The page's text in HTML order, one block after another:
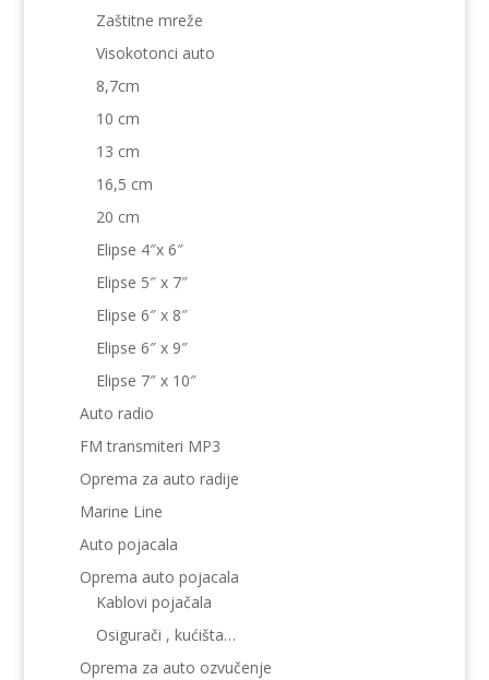
Zaštitne mreže
Visokotonci auto
8,7cm
10 cm
13 cm
16,5 cm
20 cm
Elipse 4″x 6″
Elipse 5″ x 7″
Elipse 6″ x 8″
Elipse 6″ x 9″
Elipse 7″ x 10″
Auto radio
FM transmiteri MP3
Oprema za auto radije
Marine Line
Auto pojacala
Oprema auto pojacala
Kablovi pojačala
Osigurači , kućišta…
Oprema za auto ozvučenje